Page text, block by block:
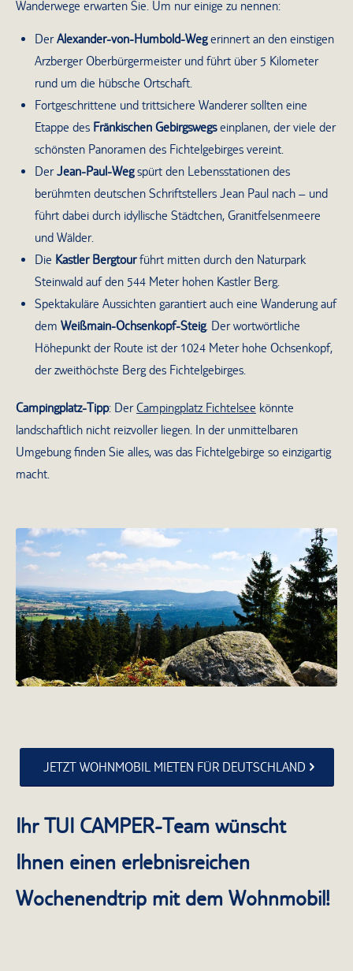
Wanderwege erwarten Sie. Um nur einige zu nennen:
DerAlexander-von-Humbold-Wegerinnert an den einstigen
Arzberger Oberbürgermeister und führt über 5 Kilometer
rund um die hübsche Ortschaft.
Fortgeschrittene und trittsichere Wanderer sollten eine
Etappe des Fränkischen Gebirgswegseinplanen, der viele der
schönsten Panoramen des Fichtelgebirges vereint.
DerJean-Paul-Wegspürt den Lebensstationen des
berühmten deutschen Schriftstellers Jean Paul nach – und
führt dabei durch idyllische Städtchen, Granitfelsenmeere
und Wälder.
Die Kastler Bergtourführt mitten durch den Naturpark
Steinwald auf den 544 Meter hohen Kastler Berg.
Spektakuläre Aussichten garantiert auch eine Wanderung auf
dem Weißmain-Ochsenkopf-Steig. Der wortwörtliche
Höhepunkt der Route ist der 1024 Meter hohe Ochsenkopf,
der zweithöchste Berg des Fichtelgebirges.
Campingplatz-Tipp: DerCampingplatz Fichtelsee könnte
landschaftlich nicht reizvoller liegen. In der unmittelbaren
Umgebung finden Sie alles, was das Fichtelgebirge so einzigartig
macht.
An der Spitze des Fichtelgebirges
JETZT WOHNMOBIL MIETEN FÜR DEUTSCHLAND
Ihr TUI CAMPER-Team wünscht
Ihnen einen erlebnisreichen
Wochenendtrip mit dem Wohnmobil!